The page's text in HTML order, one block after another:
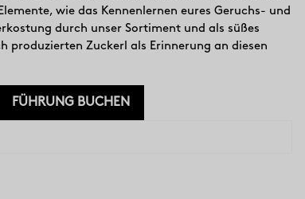
wie das Kennenlernen eures Geruchs- und
durch unser Sortiment und als süßes
produzierten Zuckerl als Erinnerung an diesen
FÜHRUNG BUCHEN